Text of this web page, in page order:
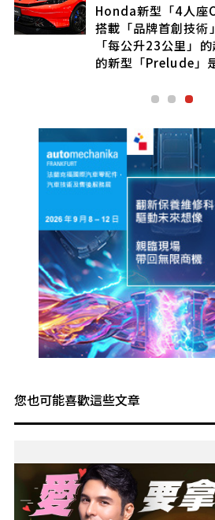
Honda新型「4人座
搭載「品牌首創技術
「每公升23公里」
的新型「Prelude」
您也可能喜歡這些文章